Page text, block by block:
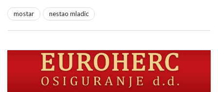
mostar nestao mladic